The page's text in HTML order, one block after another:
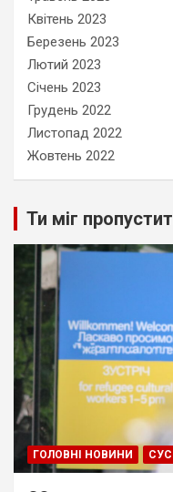
Квітень 2023
Березень 2023
Лютий 2023
Січень 2023
Грудень 2022
Листопад 2022
Жовтень 2022
Ти міг
ГОЛОВНІ НОВИНИ